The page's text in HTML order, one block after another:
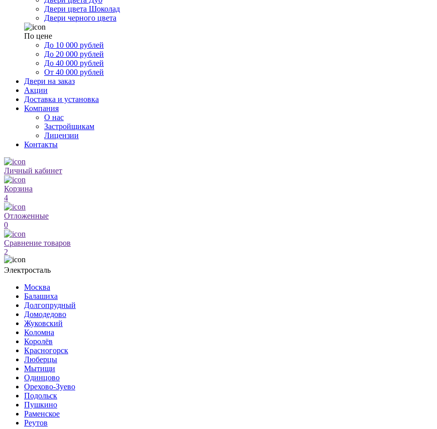
Двери цвета Шоколад
Двери черного цвета
По цене
До 10 000 рублей
До 20 000 рублей
До 40 000 рублей
От 40 000 рублей
Двери на заказ
Акции
Доставка и установка
Компания
О нас
Застройщикам
Лицензии
Контакты
Личный кабинет
Корзина
4
Отложенные
0
Сравнение товаров
2
Электросталь
Москва
Балашиха
Долгопрудный
Домодедово
Жуковский
Коломна
Королёв
Красногорск
Люберцы
Мытищи
Одинцово
Орехово-Зуево
Подольск
Пушкино
Раменское
Реутов